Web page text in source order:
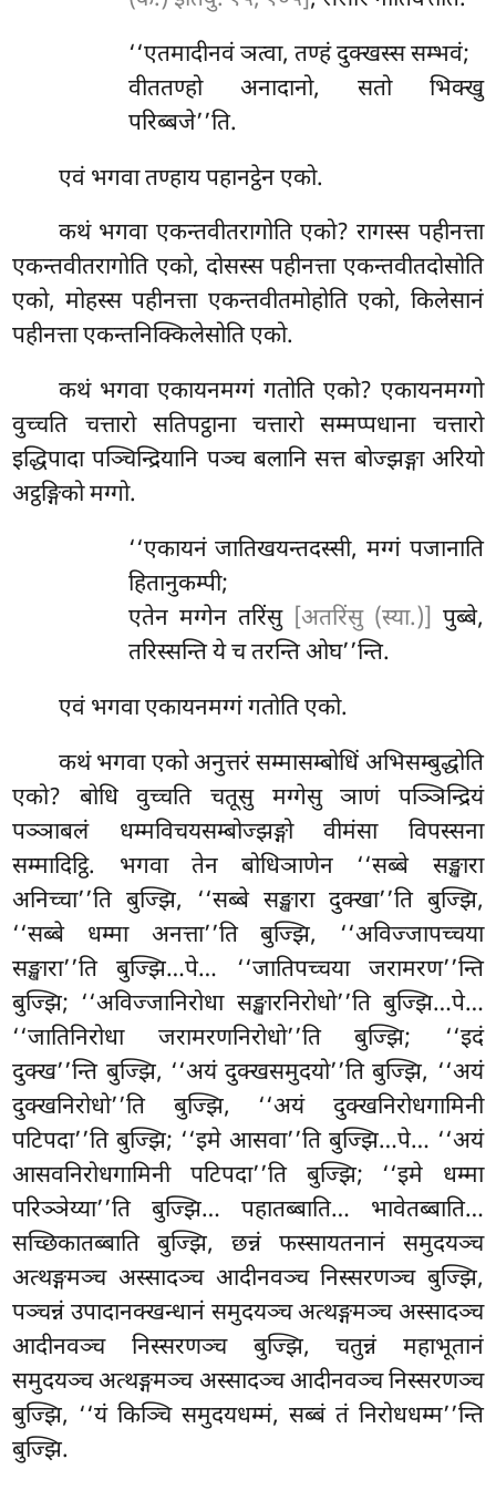
‘‘एतमादीनवं ञत्वा, तण्हं दुक्खस्स सम्भवं;
वीततण्हो अनादानो, सतो भिक्खु
परिब्बजे’’ति.
एवं भगवा तण्हाय पहानट्ठेन एको.
कथं भगवा एकन्तवीतरागोति एको? रागस्स पहीनत्ता
एकन्तवीतरागोति एको, दोसस्स पहीनत्ता एकन्तवीतदोसोति
एको, मोहस्स पहीनत्ता एकन्तवीतमोहोति एको, किलेसानं
पहीनत्ता एकन्तनिक्किलेसोति एको.
कथं भगवा एकायनमग्गं गतोति एको? एकायनमग्गो
वुच्चति चत्तारो सतिपट्ठाना चत्तारो सम्मप्पधाना चत्तारो
इद्धिपादा पञ्चिन्द्रियानि पञ्च बलानि सत्त बोज्झङ्गा अरियो
अट्ठङ्गिको मग्गो.
‘‘एकायनं जातिखयन्तदस्सी, मग्गं पजानाति
हितानुकम्पी;
एतेन मग्गेन तरिंसु [अतरिंसु (स्या.)] पुब्बे,
तरिस्सन्ति ये च तरन्ति ओघ’’न्ति.
एवं भगवा एकायनमग्गं गतोति एको.
कथं भगवा एको अनुत्तरं सम्मासम्बोधिं अभिसम्बुद्धोति
एको? बोधि वुच्चति चतूसु मग्गेसु ञाणं पञ्ञिन्द्रियं
पञ्ञाबलं धम्मविचयसम्बोज्झङ्गो वीमंसा विपस्सना
सम्मादिट्ठि. भगवा तेन बोधिञाणेन ‘‘सब्बे सङ्खारा
अनिच्चा’’ति बुज्झि, ‘‘सब्बे सङ्खारा दुक्खा’’ति बुज्झि,
‘‘सब्बे धम्मा अनत्ता’’ति बुज्झि, ‘‘अविज्जापच्चया
सङ्खारा’’ति बुज्झि…पे… ‘‘जातिपच्चया जरामरण’’न्ति
बुज्झि; ‘‘अविज्जानिरोधा सङ्खारनिरोधो’’ति बुज्झि…पे…
‘‘जातिनिरोधा जरामरणनिरोधो’’ति बुज्झि; ‘‘इदं
दुक्ख’’न्ति बुज्झि, ‘‘अयं दुक्खसमुदयो’’ति बुज्झि, ‘‘अयं
दुक्खनिरोधो’’ति बुज्झि, ‘‘अयं दुक्खनिरोधगामिनी
पटिपदा’’ति बुज्झि; ‘‘इमे आसवा’’ति बुज्झि…पे… ‘‘अयं
आसवनिरोधगामिनी पटिपदा’’ति बुज्झि; ‘‘इमे धम्मा
परिञ्ञेय्या’’ति बुज्झि… पहातब्बाति… भावेतब्बाति…
सच्छिकातब्बाति बुज्झि, छन्नं फस्सायतनानं समुदयञ्च
अत्थङ्गमञ्च अस्सादञ्च आदीनवञ्च निस्सरणञ्च बुज्झि,
पञ्चन्नं उपादानक्खन्धानं समुदयञ्च अत्थङ्गमञ्च अस्सादञ्च
आदीनवञ्च निस्सरणञ्च बुज्झि, चतुन्नं महाभूतानं
समुदयञ्च अत्थङ्गमञ्च अस्सादञ्च आदीनवञ्च निस्सरणञ्च
बुज्झि, ‘‘यं किञ्चि समुदयधम्मं, सब्बं तं निरोधधम्म’’न्ति
बुज्झि.